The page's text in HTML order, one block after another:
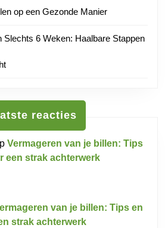
op een Gezonde Manier
Slechts 6 Weken: Haalbare Stappen
reacties
Vermageren van je billen: Tips
een strak achterwerk
van je billen: Tips en
strak achterwerk